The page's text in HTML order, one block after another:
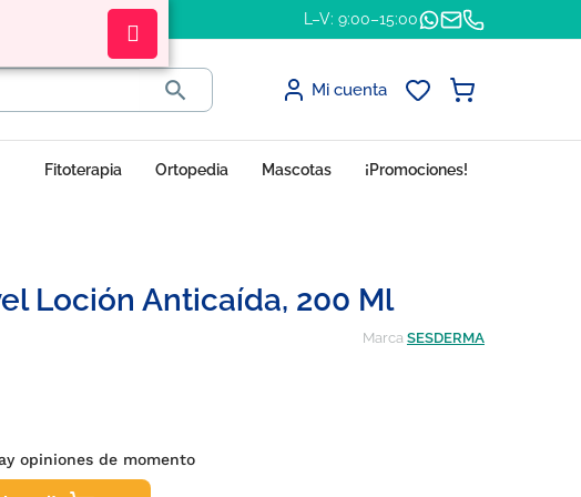
L–V: 9:00–15:00
 Mi cuenta
Fitoterapia Ortopedia Mascotas ¡Promociones!
Loción Anticaída, 200 Ml
Marca SESDERMA
opiniones de momento